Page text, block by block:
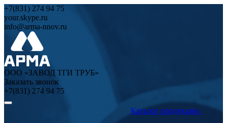
+7(831) 274 94 75
your.skype.ru
info@arma-nnov.ru
ООО «ЗАВОД ТГИ ТРУБ»
Заказать звонок
+7(831) 274 94 75
Каталог продукции